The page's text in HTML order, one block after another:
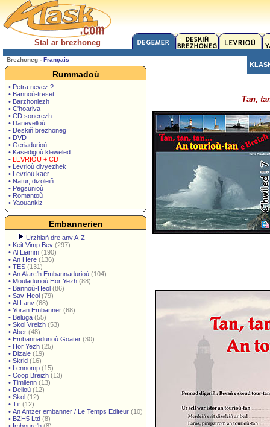
Stal ar brezhoneg
Brezhoneg - Français
Rummadoù
• Petra nevez ?
• Bannoù-treset
• Barzhoniezh
• C'hoariva
• CD sonerezh
• Danevelloù
• Deskiñ brezhoneg
• DVD
• Geriadurioù
• Kasedigoù kleweled
• LEVRIOU + CD
• Levrioù divyezhek
• Levrioù kaer
• Natur, dizoleiñ
• Pegsunioù
• Romantoù
• Yaouankiz
Embannerien
Urzhiañ dre anv A-Z
• Keit Vimp Bev (297)
• Al Liamm (190)
• An Here (136)
• TES (131)
• An Alarc'h Embannadurioù (104)
• Mouladurioù Hor Yezh (88)
• Bannoù-Heol (86)
• Sav-Heol (79)
• Al Lanv (68)
• Yoran Embanner (68)
• Beluga (55)
• Skol Vreizh (53)
• Aber (48)
• Embannadurioù Goater (30)
• Hor Yezh (25)
• Dizale (19)
• Skrid (16)
• Lennomp (15)
• Coop Breizh (13)
• Timilenn (13)
• Delioù (12)
• Skol (12)
• Tir (12)
• An Amzer embanner / Le Temps Editeur (10)
• BZH5 Ltd (8)
Tan,